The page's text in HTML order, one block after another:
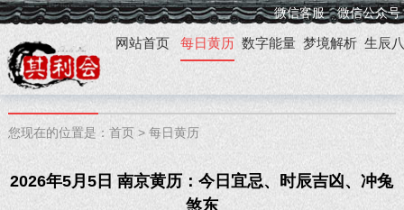
微信客服 微信公众号
网站首页 每日黄历 数字能量 梦境解析 生辰
您现在的位置是： 首页> 每日黄历
2026年5月5日 南京黄历：今日宜忌、时辰吉凶、冲兔
煞东